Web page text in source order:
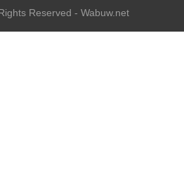
Reserved - Wabuw.net